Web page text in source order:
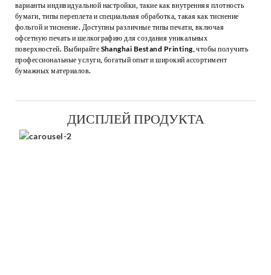
варианты индивидуальной настройки, такие как внутренняя плотность
бумаги, типы переплета и специальная обработка, такая как тиснение
фольгой и тиснение. Доступны различные типы печати, включая
офсетную печать и шелкографию для создания уникальных
поверхностей. Выбирайте Shanghai Bestand Printing, чтобы получить
профессиональные услуги, богатый опыт и широкий ассортимент
бумажных материалов.
ДИСПЛЕЙ ПРОДУКТА